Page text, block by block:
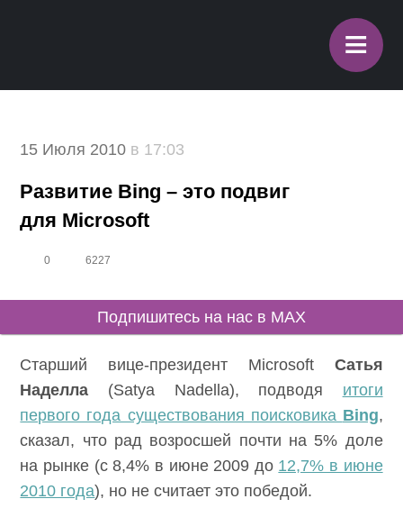
≡
15 Июля 2010 в 17:03
Развитие Bing – это подвиг
для Microsoft
0 6227
Подпишитесь на нас в MAX
Cтарший вице-президент Microsoft Сатья
Наделла (Satya Nadella), подводя итоги
первого года существования поисковика Bing,
сказал, что рад возросшей почти на 5% доле
на рынке (с 8,4% в июне 2009 до 12,7% в июне
2010 года), но не считает это победой.